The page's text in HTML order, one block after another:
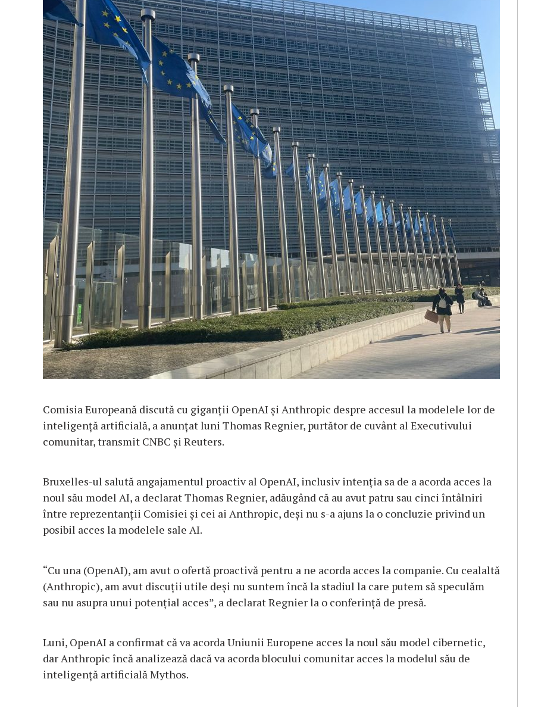
Comisia Europeană discută cu giganţii OpenAI şi Anthropic despre accesul la modelele lor de
inteligenţă artificială, a anunţat luni Thomas Regnier, purtător de cuvânt al Executivului
comunitar, transmit CNBC şi Reuters.
Bruxelles-ul salută angajamentul proactiv al OpenAI, inclusiv intenţia sa de a acorda acces la
noul său model AI, a declarat Thomas Regnier, adăugând că au avut patru sau cinci întâlniri
între reprezentanţii Comisiei şi cei ai Anthropic, deşi nu s-a ajuns la o concluzie privind un
posibil acces la modelele sale AI.
“Cu una (OpenAI), am avut o ofertă proactivă pentru a ne acorda acces la companie. Cu cealaltă
(Anthropic), am avut discuţii utile deşi nu suntem încă la stadiul la care putem să speculăm
sau nu asupra unui potenţial acces”, a declarat Regnier la o conferinţă de presă.
Luni, OpenAI a confirmat că va acorda Uniunii Europene acces la noul său model cibernetic,
dar Anthropic încă analizează dacă va acorda blocului comunitar acces la modelul său de
inteligenţă artificială Mythos.